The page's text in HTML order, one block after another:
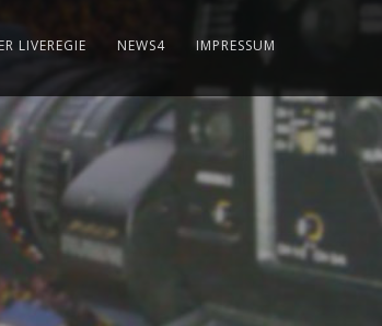
LIVEREGIE NEWS4 IMPRESSUM